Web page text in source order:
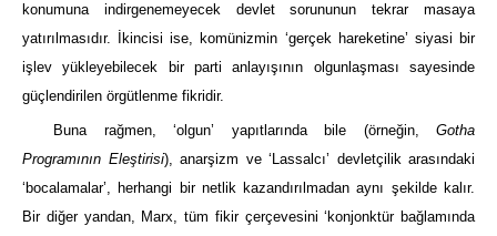
konumuna indirgenemeyecek devlet sorununun tekrar masaya
yatırılmasıdır. İkincisi ise, komünizmin ‘gerçek hareketine’ siyasi bir
işlev yükleyebilecek bir parti anlayışının olgunlaşması sayesinde
güçlendirilen örgütlenme fikridir.
Buna rağmen, ‘olgun’ yapıtlarında bile (örneğin, Gotha
Programının Eleştirisi), anarşizm ve ‘Lassalcı’ devletçilik arasındaki
‘bocalamalar’, herhangi bir netlik kazandırılmadan aynı şekilde kalır.
Bir diğer yandan, Marx, tüm fikir çerçevesini ‘konjonktür bağlamında